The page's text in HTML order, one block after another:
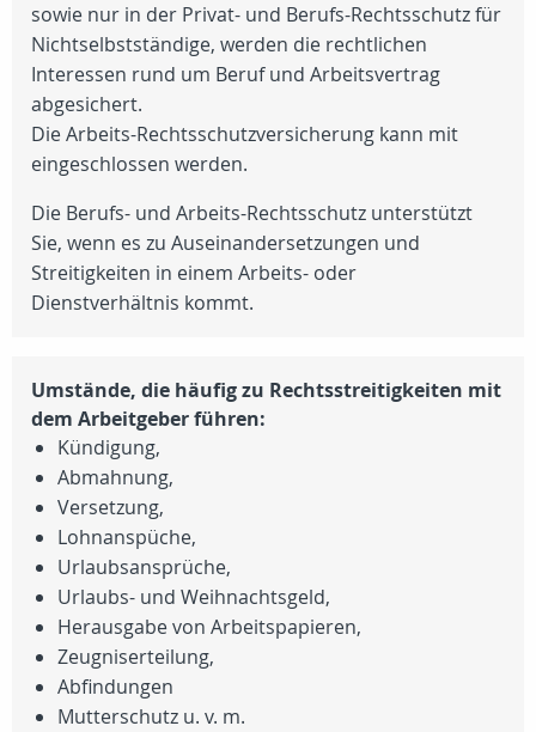
sowie nur in der Privat- und Berufs-Rechtsschutz für
Nichtselbstständige, werden die rechtlichen
Interessen rund um Beruf und Arbeitsvertrag
abgesichert.
Die Arbeits-Rechtsschutzversicherung kann mit
eingeschlossen werden.
Die Berufs- und Arbeits-Rechtsschutz unterstützt
Sie, wenn es zu Auseinandersetzungen und
Streitigkeiten in einem Arbeits- oder
Dienstverhältnis kommt.
Umstände, die häufig zu Rechtsstreitigkeiten mit
dem Arbeitgeber führen:
Kündigung,
Abmahnung,
Versetzung,
Lohnanspüche,
Urlaubsansprüche,
Urlaubs- und Weihnachtsgeld,
Herausgabe von Arbeitspapieren,
Zeugniserteilung,
Abfindungen
Mutterschutz u. v. m.